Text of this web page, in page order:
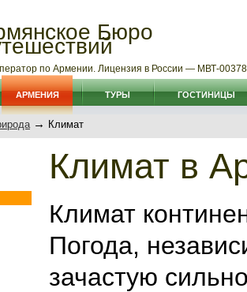
Бюро
по Армении. Лицензия в России — МВТ-
АРМЕНИЯ ТУРЫ ГОСТИНИЦЫ
→ Климат
Климат в
Климат
Погода,
зачастую